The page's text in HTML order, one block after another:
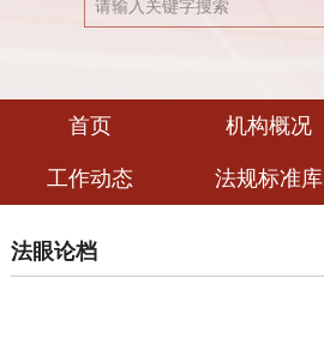
首页 机构概况
工作动态 法规标准库
法眼论档